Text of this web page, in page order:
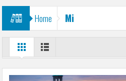
Home Mi